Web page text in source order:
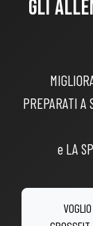
GLI
PREPARATI A
e LA